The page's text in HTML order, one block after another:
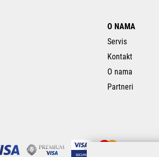
O NAMA
Servis
Kontakt
O nama
Partneri